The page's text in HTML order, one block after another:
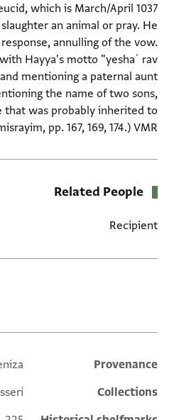
which is March/April 1037
an animal or pray. He
annulling of the vow.
mentioning a paternal aunt
the name of two sons,
that was probably inherited to
pp. 167, 169, 174.) VMR
Related People
Recipient
Additional metadata
Provenance
Collections